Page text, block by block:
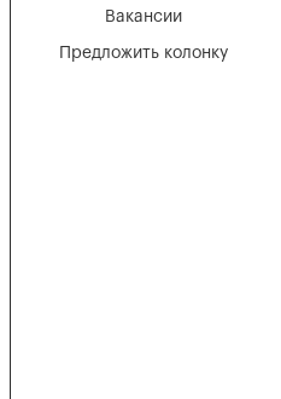
Вакансии
Предложить колонку